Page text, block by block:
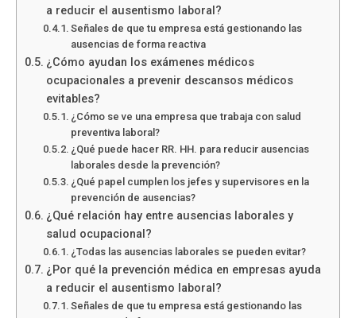
a reducir el ausentismo laboral?
Señales de que tu empresa está gestionando las
ausencias de forma reactiva
¿Cómo ayudan los exámenes médicos
ocupacionales a prevenir descansos médicos
evitables?
¿Cómo se ve una empresa que trabaja con salud
preventiva laboral?
¿Qué puede hacer RR. HH. para reducir ausencias
laborales desde la prevención?
¿Qué papel cumplen los jefes y supervisores en la
prevención de ausencias?
¿Qué relación hay entre ausencias laborales y
salud ocupacional?
¿Todas las ausencias laborales se pueden evitar?
¿Por qué la prevención médica en empresas ayuda
a reducir el ausentismo laboral?
Señales de que tu empresa está gestionando las